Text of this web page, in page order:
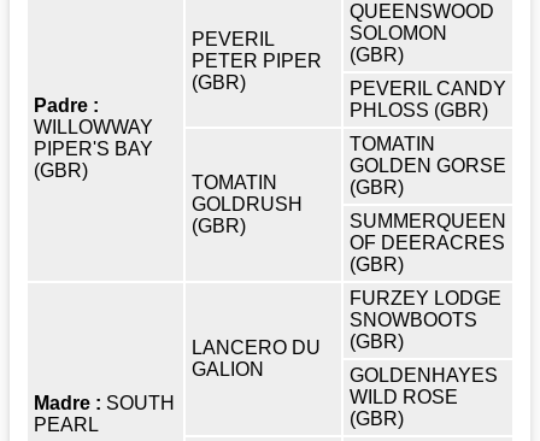
Padre :
WILLOWWAY
PIPER'S BAY
(GBR)
PEVERIL
PETER PIPER
(GBR)
QUEENSWOOD
SOLOMON
(GBR)
PEVERIL CANDY
PHLOSS (GBR)
TOMATIN
GOLDRUSH
(GBR)
TOMATIN
GOLDEN GORSE
(GBR)
SUMMERQUEEN
OF DEERACRES
(GBR)
Madre : SOUTH
PEARL
LANCERO DU
GALION
FURZEY LODGE
SNOWBOOTS
(GBR)
GOLDENHAYES
WILD ROSE
(GBR)